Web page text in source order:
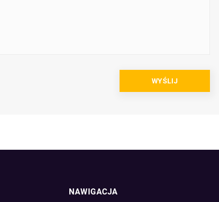
NAWIGACJA